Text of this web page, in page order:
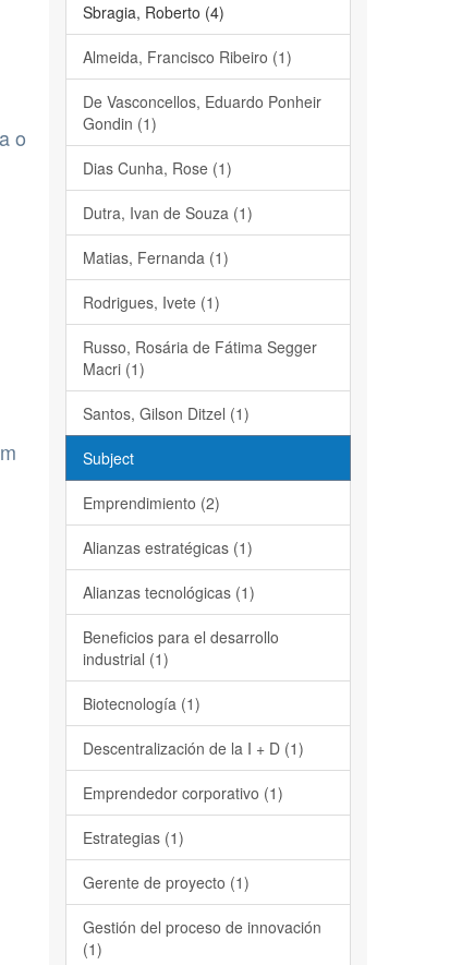
o
Sbragia, Roberto (4)
Almeida, Francisco Ribeiro (1)
De Vasconcellos, Eduardo Ponheir
Gondin (1)
Dias Cunha, Rose (1)
Dutra, Ivan de Souza (1)
Matias, Fernanda (1)
Rodrigues, Ivete (1)
Russo, Rosária de Fátima Segger
Macri (1)
Santos, Gilson Ditzel (1)
Subject
Emprendimiento (2)
Alianzas estratégicas (1)
Alianzas tecnológicas (1)
Beneficios para el desarrollo
industrial (1)
Biotecnología (1)
Descentralización de la I + D (1)
Emprendedor corporativo (1)
Estrategias (1)
Gerente de proyecto (1)
Gestión del proceso de innovación
(1)